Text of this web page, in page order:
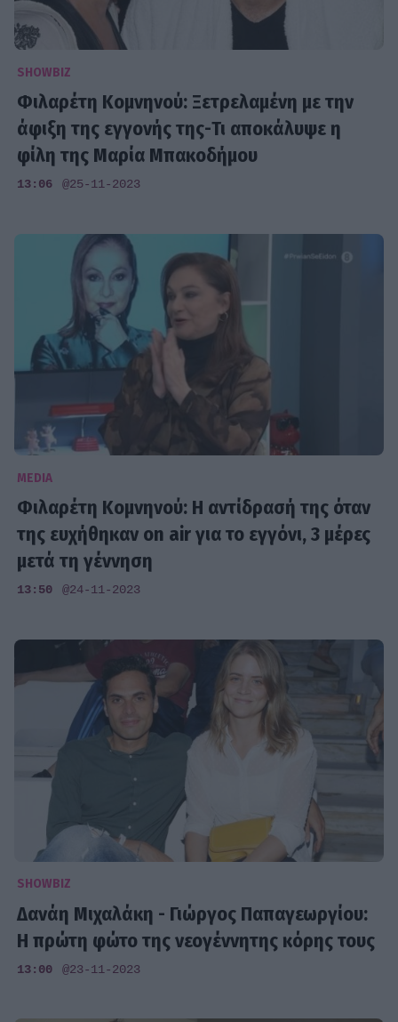
SHOWBIZ
Φιλαρέτη Κομνηνού: Ξετρελαμένη με την
άφιξη της εγγονής της-Τι αποκάλυψε η
φίλη της Μαρία Μπακοδήμου
13:06 @25-11-2023
MEDIA
Φιλαρέτη Κομνηνού: Η αντίδρασή της όταν
της ευχήθηκαν on air για το εγγόνι, 3 μέρες
μετά τη γέννηση
13:50 @24-11-2023
SHOWBIZ
Δανάη Μιχαλάκη - Γιώργος Παπαγεωργίου:
Η πρώτη φώτο της νεογέννητης κόρης τους
13:00 @23-11-2023